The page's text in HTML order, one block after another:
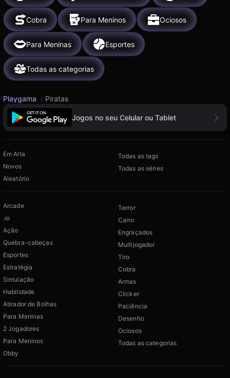
Cobra Para Meninos Ociosos
Para Meninas Esportes
Todas as categorias
Playgama / Piratas
Jogos no seu Celular ou Tablet
Em Alta
Novos
Aleatório
Todas as tags
Todas as séries
Arcade
.io
Ação
Quebra-cabeças
Esportes
Estratégia
Simulação
Habilidade
Atirador de Bolhas
Para Meninas
2 Jogadores
Para Meninos
Obby
Terror
Carro
Engraçados
Multijogador
Tiro
Cobra
Armas
Clicker
Paciência
Desenho
Ociosos
Todas as categorias